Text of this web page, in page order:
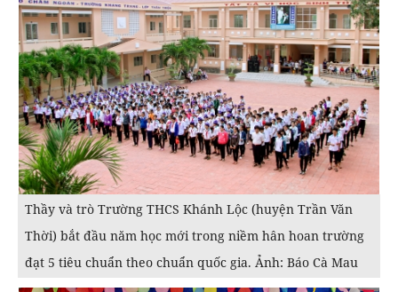
Thầy và trò Trường THCS Khánh Lộc (huyện Trần Văn
Thời) bắt đầu năm học mới trong niềm hân hoan trường
đạt 5 tiêu chuẩn theo chuẩn quốc gia. Ảnh: Báo Cà Mau